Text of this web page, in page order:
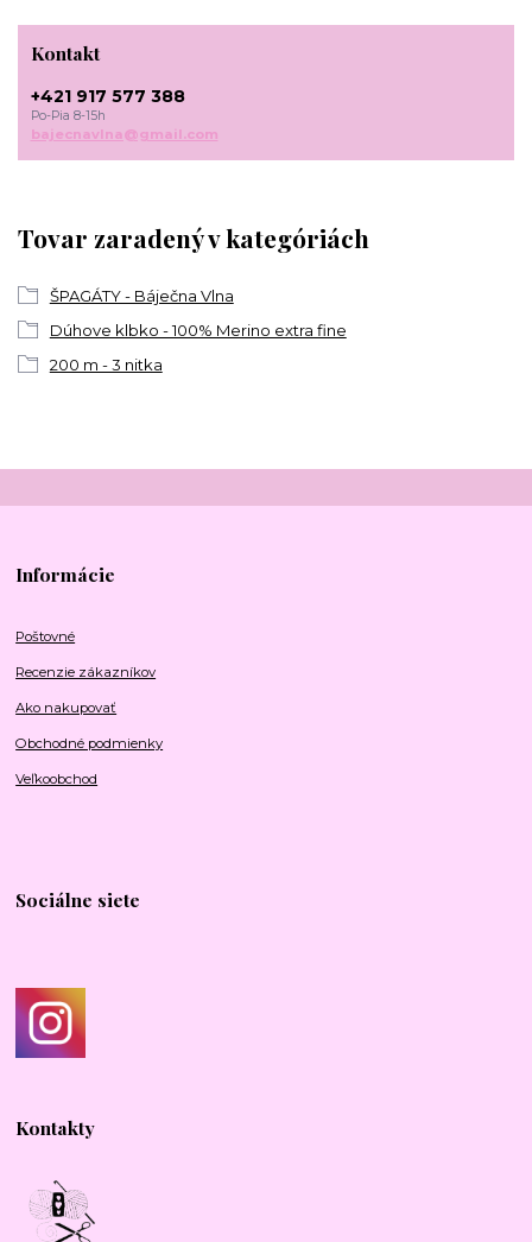
Tovar zaradený v kategóriách
ŠPAGÁTY - Báječna Vlna
Dúhove klbko - 100% Merino extra fine
200 m - 3 nitka
Kontakt
+421 917 577 388
Po-Pia 8-15h
bajecnavlna@gmail.com
Informácie
Poštovné
Recenzie zákazníkov
Ako nakupovať
Obchodné podmienky
Veľkoobchod
Sociálne siete
Kontakty